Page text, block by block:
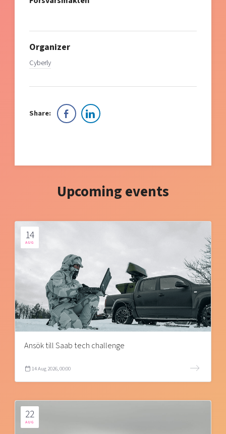
Organizer
Cyberly
Share:
Upcoming events
14
AUG
Ansök till Saab tech challenge
14 Aug 2026, 00:00
22
AUG